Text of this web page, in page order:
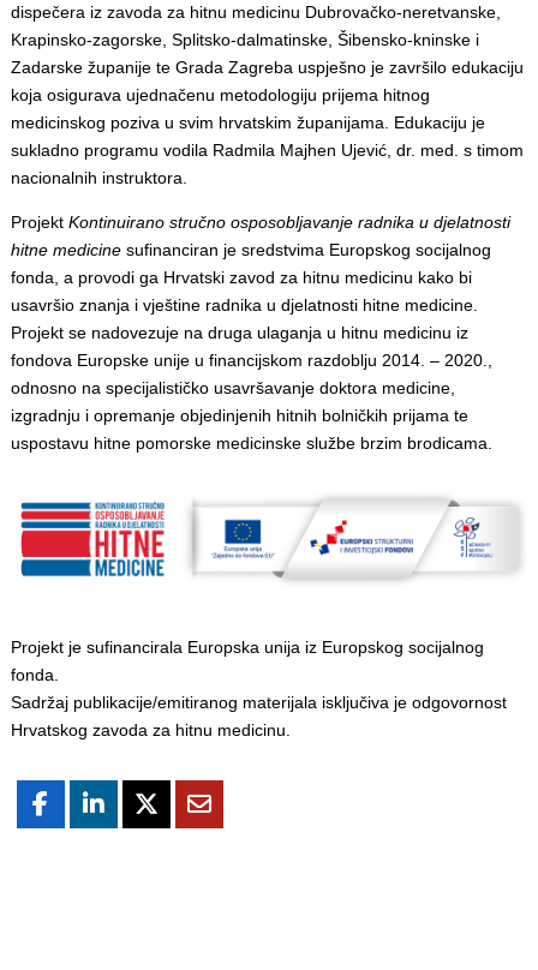
dispečera iz zavoda za hitnu medicinu Dubrovačko-neretvanske,
Krapinsko-zagorske, Splitsko-dalmatinske, Šibensko-kninske i
Zadarske županije te Grada Zagreba uspješno je završilo edukaciju
koja osigurava ujednačenu metodologiju prijema hitnog
medicinskog poziva u svim hrvatskim županijama. Edukaciju je
sukladno programu vodila Radmila Majhen Ujević, dr. med. s timom
nacionalnih instruktora.
Projekt Kontinuirano stručno osposobljavanje radnika u djelatnosti
hitne medicinesufinanciran je sredstvima Europskog socijalnog
fonda, a provodi ga Hrvatski zavod za hitnu medicinu kako bi
usavršio znanja i vještine radnika u djelatnosti hitne medicine.
Projekt se nadovezuje na druga ulaganja u hitnu medicinu iz
fondova Europske unije u financijskom razdoblju 2014. – 2020.,
odnosno na specijalističko usavršavanje doktora medicine,
izgradnju i opremanje objedinjenih hitnih bolničkih prijama te
uspostavu hitne pomorske medicinske službe brzim brodicama.
Projekt je sufinancirala Europska unija iz Europskog socijalnog
fonda.
Sadržaj publikacije/emitiranog materijala isključiva je odgovornost
Hrvatskog zavoda za hitnu medicinu.